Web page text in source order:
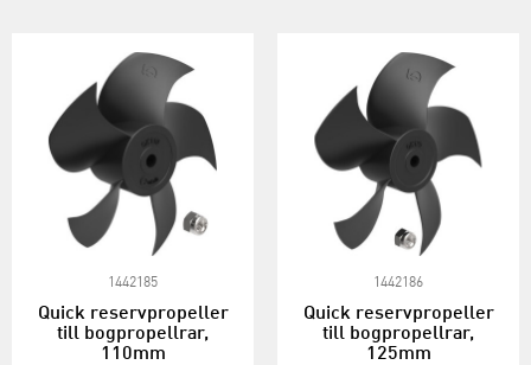
1442185
Quick reservpropeller
till bogpropellrar,
110mm
1442186
Quick reservpropeller
till bogpropellrar,
125mm